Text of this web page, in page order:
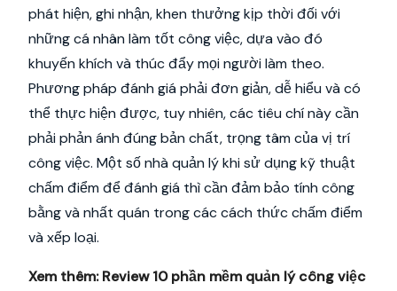
phát hiện, ghi nhận, khen thưởng kịp thời đối với
những cá nhân làm tốt công việc, dựa vào đó
khuyến khích và thúc đẩy mọi người làm theo.
Phương pháp đánh giá phải đơn giản, dễ hiểu và có
thể thực hiện được, tuy nhiên, các tiêu chí này cần
phải phản ánh đúng bản chất, trọng tâm của vị trí
công việc. Một số nhà quản lý khi sử dụng kỹ thuật
chấm điểm để đánh giá thì cần đảm bảo tính công
bằng và nhất quán trong các cách thức chấm điểm
và xếp loại.
Xem thêm:Review 10 phần mềm quản lý công việc